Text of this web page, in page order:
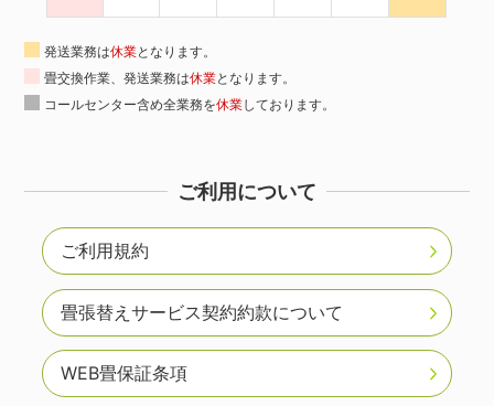
発送業務は休業となります。
畳交換作業、発送業務は休業となります。
コールセンター含め全業務を休業しております。
ご利用について
ご利用規約
畳張替えサービス契約約款について
WEB畳保証条項